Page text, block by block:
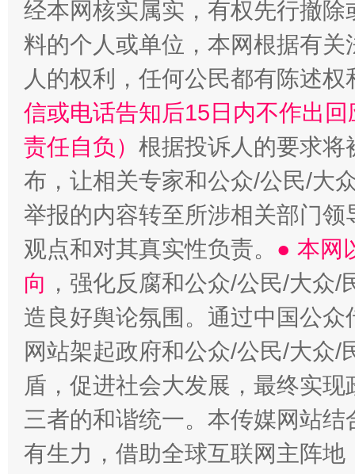
经本网核实属实，有权先行撤
料的个人或单位，本网根据有
人的权利，任何公民都有陈述
信或电话告知后15日内不作出
责任自负） 根据投诉人的要求将
布，让相关专家和公众/公民/大
举报的内容转至所涉相关部门
观点和对其真实性负责。 ● 本网
向 ，强化反腐和公众/公民/大众
造良好舆论氛围。通过中国公
网站架起政府和公众/公民/大众
盾，促进社会大发展，最终实
三者的和谐统一。本传媒网站
有生力，借助全球互联网主阵